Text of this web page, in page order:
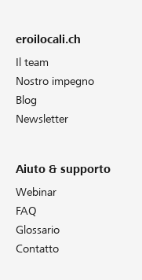
eroilocali.ch
Il team
Nostro impegno
Blog
Newsletter
Aiuto & supporto
Webinar
FAQ
Glossario
Contatto